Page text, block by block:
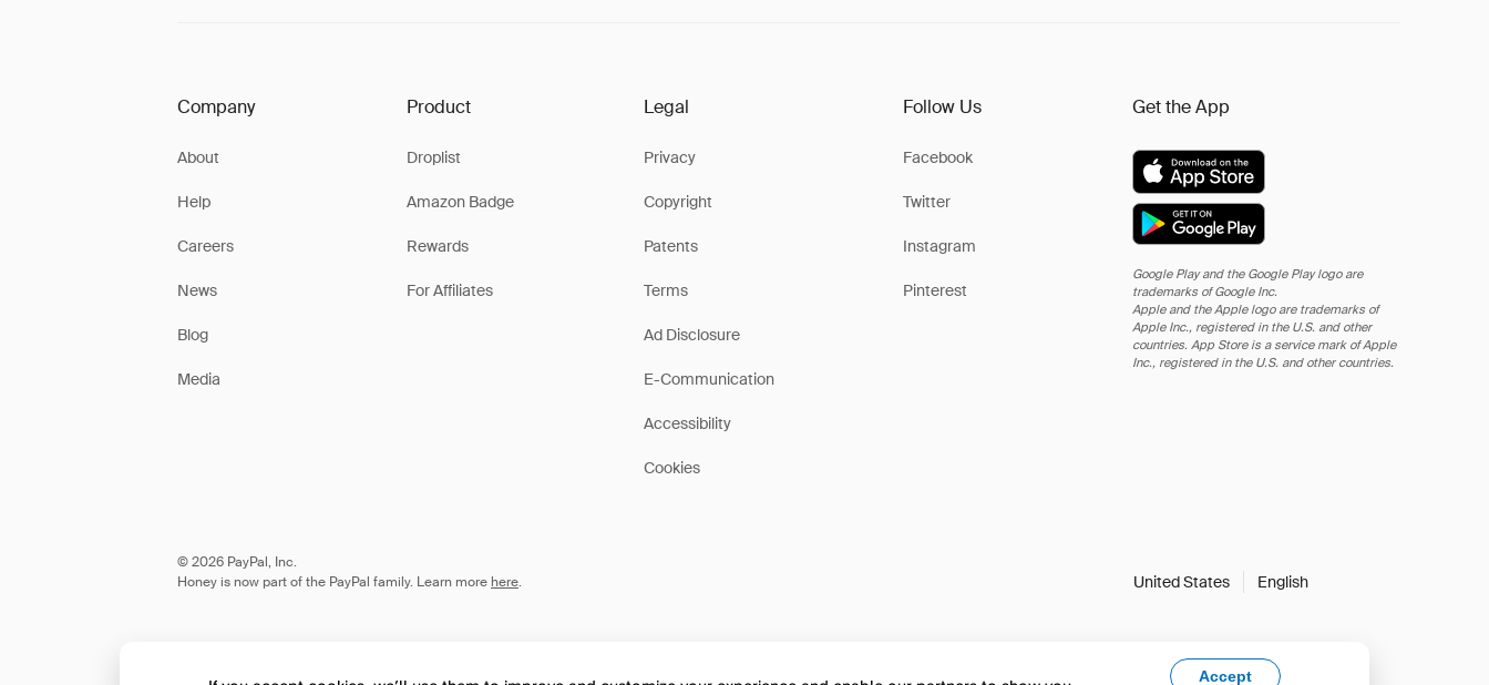
Company
About
Help
Careers
News
Blog
Media
Product
Droplist
Amazon Badge
Rewards
For Affiliates
Legal
Privacy
Copyright
Patents
Terms
Ad Disclosure
E-Communication
Accessibility
Cookies
Follow Us
Facebook
Twitter
Instagram
Pinterest
Get the App
Google Play and the Google Play logo are
trademarks of Google Inc.
Apple and the Apple logo are trademarks of
Apple Inc., registered in the U.S. and other
countries. App Store is a service mark of Apple
Inc., registered in the U.S. and other countries.
© 2026 PayPal, Inc.
Honey is now part of the PayPal family. Learn more here. United States English
Accept